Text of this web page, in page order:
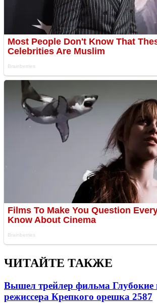
ЧИТАЙТЕ ТАКЖЕ
Вышел трейлер фильма Глубокие
режиссера Крепкого орешка 2587